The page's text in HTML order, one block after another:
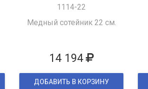
1114-22
Медный сотейник 22 см.
14 194
ДОБАВИТЬ В КОРЗИНУ